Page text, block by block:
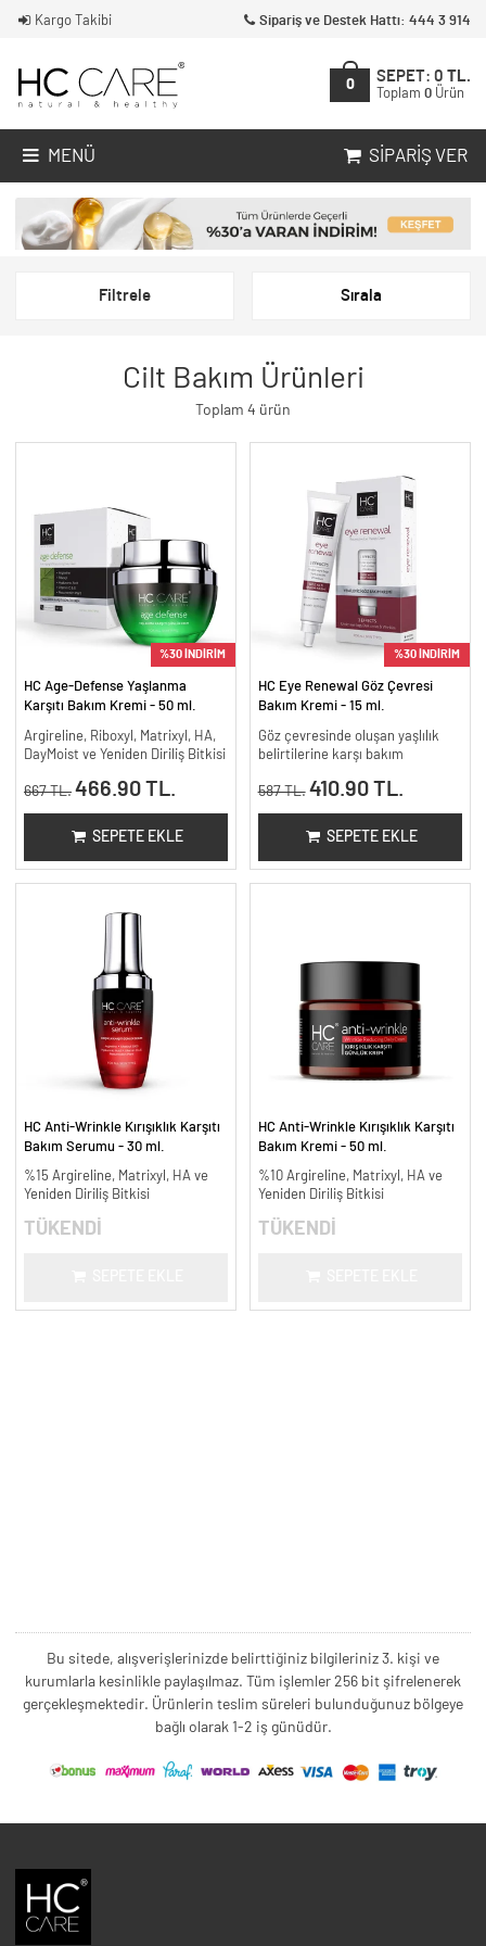
Kargo Takibi Sipariş ve Destek Hattı: 444 3 914
0
SEPET: 0 TL.
Toplam 0 Ürün
MENÜ SIPARIŞ VER
Filtrele Sırala
Cilt Bakım Ürünleri
Toplam 4 ürün
%30 İNDİRİM
HC Age-Defense Yaşlanma
Karşıtı Bakım Kremi - 50 ml.
Argireline, Riboxyl, Matrixyl, HA,
DayMoist ve Yeniden Diriliş Bitkisi
667 TL. 466.90 TL.
SEPETE EKLE
%30 İNDİRİM
HC Eye Renewal Göz Çevresi
Bakım Kremi - 15 ml.
Göz çevresinde oluşan yaşlılık
belirtilerine karşı bakım
587 TL. 410.90 TL.
SEPETE EKLE
HC Anti-Wrinkle Kırışıklık Karşıtı
Bakım Serumu - 30 ml.
%15 Argireline, Matrixyl, HA ve
Yeniden Diriliş Bitkisi
TÜKENDİ
HC Anti-Wrinkle Kırışıklık Karşıtı
Bakım Kremi - 50 ml.
%10 Argireline, Matrixyl, HA ve
Yeniden Diriliş Bitkisi
TÜKENDİ
Bu sitede, alışverişlerinizde belirttiğiniz bilgileriniz 3. kişi ve
kurumlarla kesinlikle paylaşılmaz. Tüm işlemler 256 bit şifrelenerek
gerçekleşmektedir. Ürünlerin teslim süreleri bulunduğunuz bölgeye
bağlı olarak 1-2 iş günüdür.